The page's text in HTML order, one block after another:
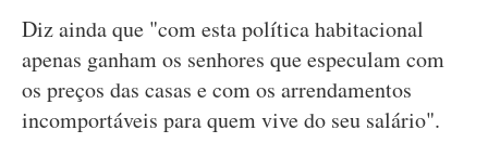
Diz ainda que "com esta política habitacional
apenas ganham os senhores que especulam com
os preços das casas e com os arrendamentos
incomportáveis para quem vive do seu salário".